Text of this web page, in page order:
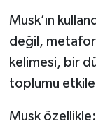
Musk’ın
değil,
kelimesi, bir
toplumu
Musk özellikle: